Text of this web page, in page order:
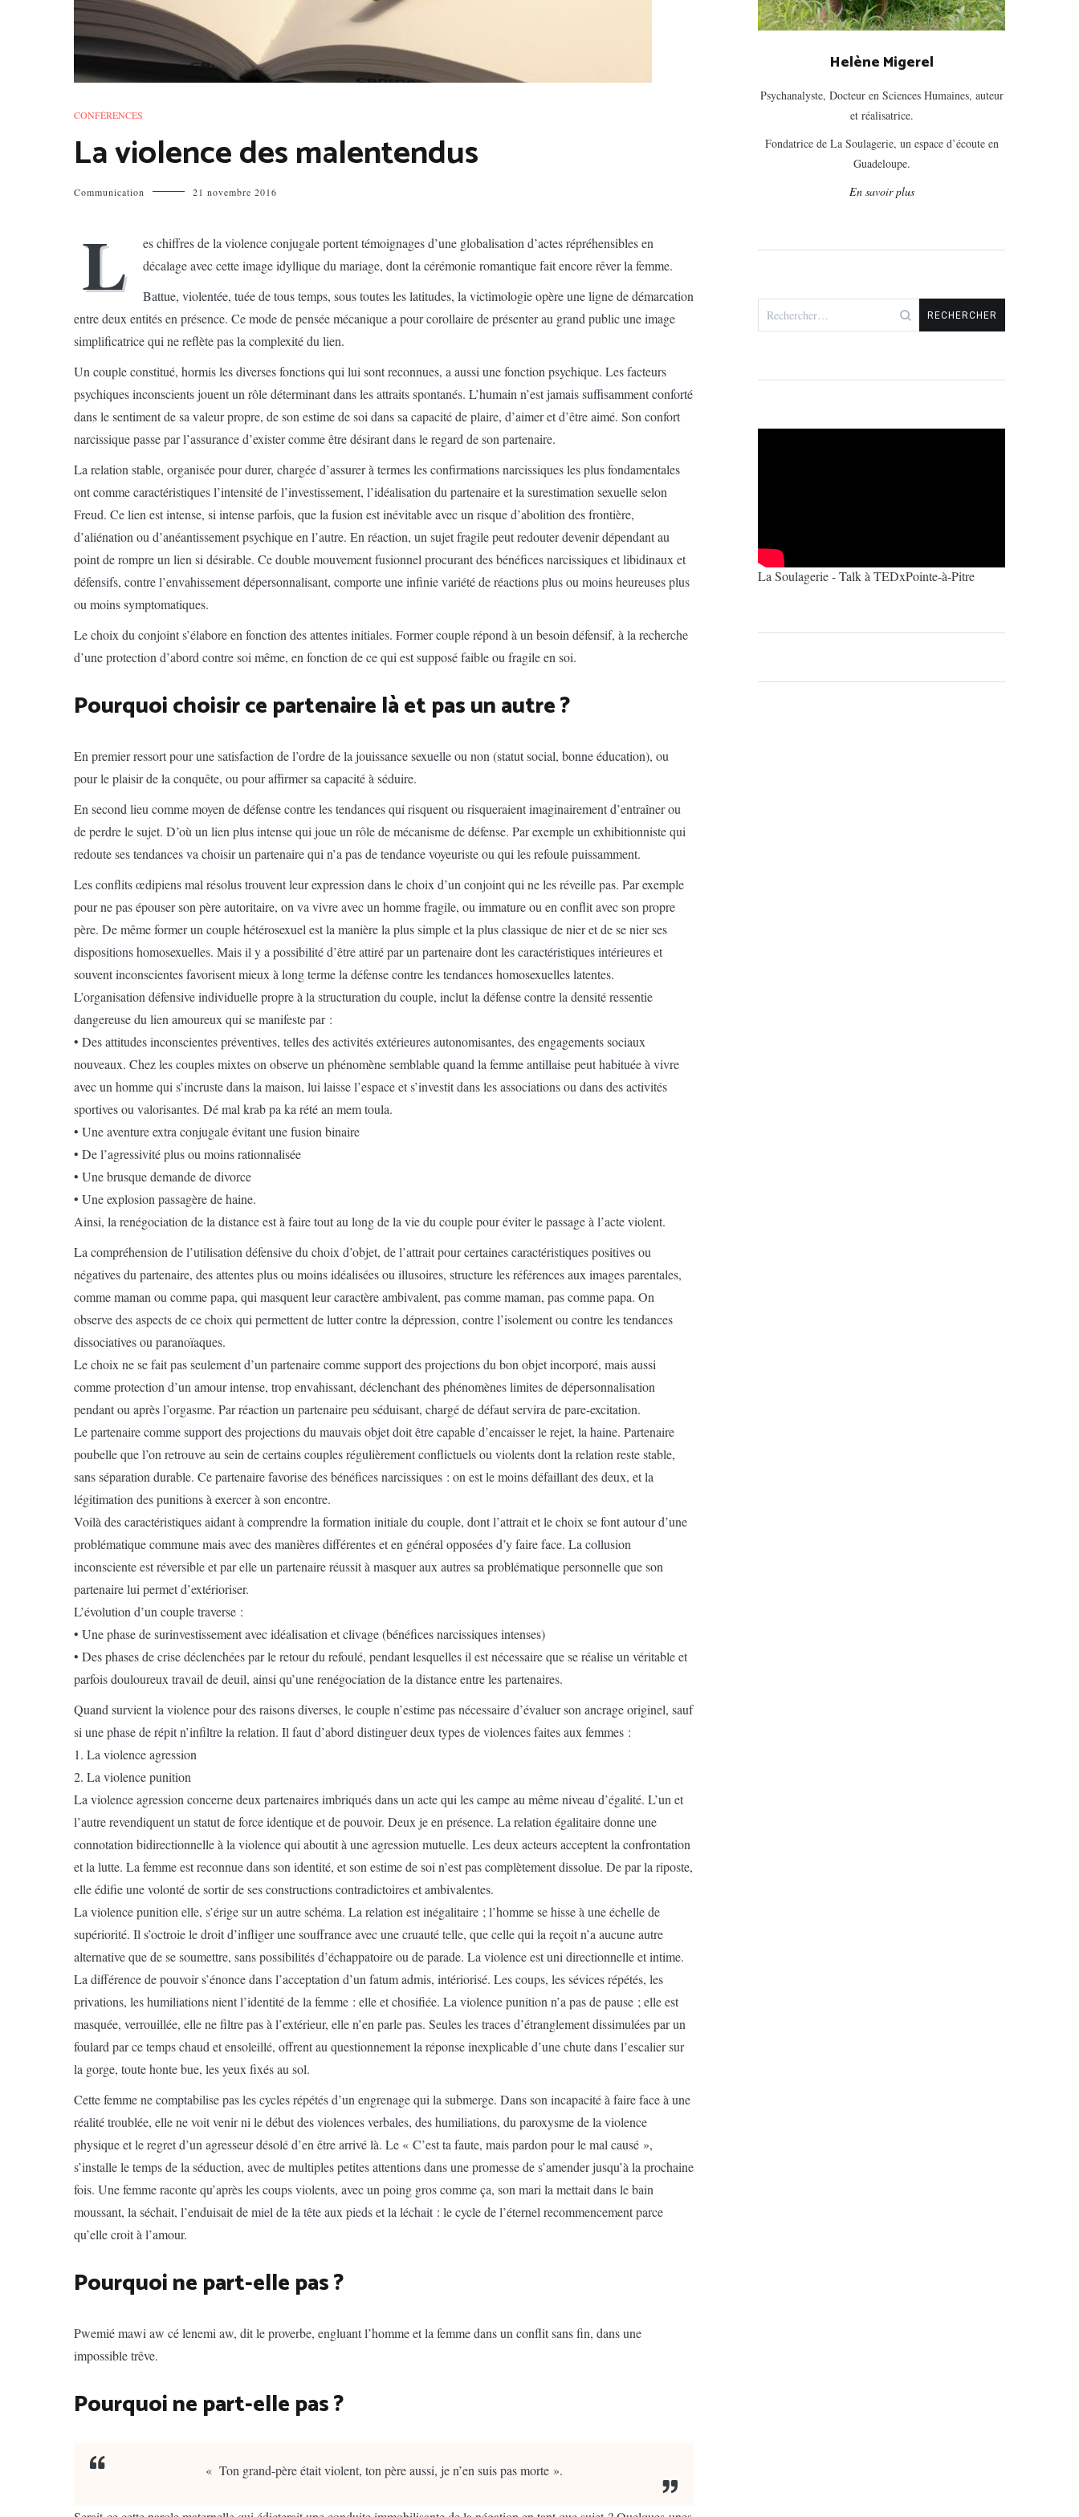
CONFÉRENCES
La violence des malentendus
Communication 21 novembre 2016
L
es chiffres de la violence conjugale portent témoignages d’une globalisation d’actes répréhensibles en
décalage avec cette image idyllique du mariage, dont la cérémonie romantique fait encore rêver la femme.
Battue, violentée, tuée de tous temps, sous toutes les latitudes, la victimologie opère une ligne de démarcation
entre deux entités en présence. Ce mode de pensée mécanique a pour corollaire de présenter au grand public une image
simplificatrice qui ne reflète pas la complexité du lien.
Un couple constitué, hormis les diverses fonctions qui lui sont reconnues, a aussi une fonction psychique. Les facteurs
psychiques inconscients jouent un rôle déterminant dans les attraits spontanés. L’humain n’est jamais suffisamment conforté
dans le sentiment de sa valeur propre, de son estime de soi dans sa capacité de plaire, d’aimer et d’être aimé. Son confort
narcissique passe par l’assurance d’exister comme être désirant dans le regard de son partenaire.
La relation stable, organisée pour durer, chargée d’assurer à termes les confirmations narcissiques les plus fondamentales
ont comme caractéristiques l’intensité de l’investissement, l’idéalisation du partenaire et la surestimation sexuelle selon
Freud. Ce lien est intense, si intense parfois, que la fusion est inévitable avec un risque d’abolition des frontière,
d’aliénation ou d’anéantissement psychique en l’autre. En réaction, un sujet fragile peut redouter devenir dépendant au
point de rompre un lien si désirable. Ce double mouvement fusionnel procurant des bénéfices narcissiques et libidinaux et
défensifs, contre l’envahissement dépersonnalisant, comporte une infinie variété de réactions plus ou moins heureuses plus
ou moins symptomatiques.
Le choix du conjoint s’élabore en fonction des attentes initiales. Former couple répond à un besoin défensif, à la recherche
d’une protection d’abord contre soi même, en fonction de ce qui est supposé faible ou fragile en soi.
Pourquoi choisir ce partenaire là et pas un autre ?
En premier ressort pour une satisfaction de l’ordre de la jouissance sexuelle ou non (statut social, bonne éducation), ou
pour le plaisir de la conquête, ou pour affirmer sa capacité à séduire.
En second lieu comme moyen de défense contre les tendances qui risquent ou risqueraient imaginairement d’entraîner ou
de perdre le sujet. D’où un lien plus intense qui joue un rôle de mécanisme de défense. Par exemple un exhibitionniste qui
redoute ses tendances va choisir un partenaire qui n’a pas de tendance voyeuriste ou qui les refoule puissamment.
Les conflits œdipiens mal résolus trouvent leur expression dans le choix d’un conjoint qui ne les réveille pas. Par exemple
pour ne pas épouser son père autoritaire, on va vivre avec un homme fragile, ou immature ou en conflit avec son propre
père. De même former un couple hétérosexuel est la manière la plus simple et la plus classique de nier et de se nier ses
dispositions homosexuelles. Mais il y a possibilité d’être attiré par un partenaire dont les caractéristiques intérieures et
souvent inconscientes favorisent mieux à long terme la défense contre les tendances homosexuelles latentes.
L’organisation défensive individuelle propre à la structuration du couple, inclut la défense contre la densité ressentie
dangereuse du lien amoureux qui se manifeste par :
• Des attitudes inconscientes préventives, telles des activités extérieures autonomisantes, des engagements sociaux
nouveaux. Chez les couples mixtes on observe un phénomène semblable quand la femme antillaise peut habituée à vivre
avec un homme qui s’incruste dans la maison, lui laisse l’espace et s’investit dans les associations ou dans des activités
sportives ou valorisantes. Dé mal krab pa ka rété an mem toula.
• Une aventure extra conjugale évitant une fusion binaire
• De l’agressivité plus ou moins rationnalisée
• Une brusque demande de divorce
• Une explosion passagère de haine.
Ainsi, la renégociation de la distance est à faire tout au long de la vie du couple pour éviter le passage à l’acte violent.
La compréhension de l’utilisation défensive du choix d’objet, de l’attrait pour certaines caractéristiques positives ou
négatives du partenaire, des attentes plus ou moins idéalisées ou illusoires, structure les références aux images parentales,
comme maman ou comme papa, qui masquent leur caractère ambivalent, pas comme maman, pas comme papa. On
observe des aspects de ce choix qui permettent de lutter contre la dépression, contre l’isolement ou contre les tendances
dissociatives ou paranoïaques.
Le choix ne se fait pas seulement d’un partenaire comme support des projections du bon objet incorporé, mais aussi
comme protection d’un amour intense, trop envahissant, déclenchant des phénomènes limites de dépersonnalisation
pendant ou après l’orgasme. Par réaction un partenaire peu séduisant, chargé de défaut servira de pare-excitation.
Le partenaire comme support des projections du mauvais objet doit être capable d’encaisser le rejet, la haine. Partenaire
poubelle que l’on retrouve au sein de certains couples régulièrement conflictuels ou violents dont la relation reste stable,
sans séparation durable. Ce partenaire favorise des bénéfices narcissiques : on est le moins défaillant des deux, et la
légitimation des punitions à exercer à son encontre.
Voilà des caractéristiques aidant à comprendre la formation initiale du couple, dont l’attrait et le choix se font autour d’une
problématique commune mais avec des manières différentes et en général opposées d’y faire face. La collusion
inconsciente est réversible et par elle un partenaire réussit à masquer aux autres sa problématique personnelle que son
partenaire lui permet d’extérioriser.
L’évolution d’un couple traverse :
• Une phase de surinvestissement avec idéalisation et clivage (bénéfices narcissiques intenses)
• Des phases de crise déclenchées par le retour du refoulé, pendant lesquelles il est nécessaire que se réalise un véritable et
parfois douloureux travail de deuil, ainsi qu’une renégociation de la distance entre les partenaires.
Quand survient la violence pour des raisons diverses, le couple n’estime pas nécessaire d’évaluer son ancrage originel, sauf
si une phase de répit n’infiltre la relation. Il faut d’abord distinguer deux types de violences faites aux femmes :
1. La violence agression
2. La violence punition
La violence agression concerne deux partenaires imbriqués dans un acte qui les campe au même niveau d’égalité. L’un et
l’autre revendiquent un statut de force identique et de pouvoir. Deux je en présence. La relation égalitaire donne une
connotation bidirectionnelle à la violence qui aboutit à une agression mutuelle. Les deux acteurs acceptent la confrontation
et la lutte. La femme est reconnue dans son identité, et son estime de soi n’est pas complètement dissolue. De par la riposte,
elle édifie une volonté de sortir de ses constructions contradictoires et ambivalentes.
La violence punition elle, s’érige sur un autre schéma. La relation est inégalitaire ; l’homme se hisse à une échelle de
supériorité. Il s’octroie le droit d’infliger une souffrance avec une cruauté telle, que celle qui la reçoit n’a aucune autre
alternative que de se soumettre, sans possibilités d’échappatoire ou de parade. La violence est uni directionnelle et intime.
La différence de pouvoir s’énonce dans l’acceptation d’un fatum admis, intériorisé. Les coups, les sévices répétés, les
privations, les humiliations nient l’identité de la femme : elle et chosifiée. La violence punition n’a pas de pause ; elle est
masquée, verrouillée, elle ne filtre pas à l’extérieur, elle n’en parle pas. Seules les traces d’étranglement dissimulées par un
foulard par ce temps chaud et ensoleillé, offrent au questionnement la réponse inexplicable d’une chute dans l’escalier sur
la gorge, toute honte bue, les yeux fixés au sol.
Cette femme ne comptabilise pas les cycles répétés d’un engrenage qui la submerge. Dans son incapacité à faire face à une
réalité troublée, elle ne voit venir ni le début des violences verbales, des humiliations, du paroxysme de la violence
physique et le regret d’un agresseur désolé d’en être arrivé là. Le « C’est ta faute, mais pardon pour le mal causé »,
s’installe le temps de la séduction, avec de multiples petites attentions dans une promesse de s’amender jusqu’à la prochaine
fois. Une femme raconte qu’après les coups violents, avec un poing gros comme ça, son mari la mettait dans le bain
moussant, la séchait, l’enduisait de miel de la tête aux pieds et la léchait : le cycle de l’éternel recommencement parce
qu’elle croit à l’amour.
Pourquoi ne part-elle pas ?
Pwemié mawi aw cé lenemi aw, dit le proverbe, engluant l’homme et la femme dans un conflit sans fin, dans une
impossible trêve.
Pourquoi ne part-elle pas ?
« Ton grand-père était violent, ton père aussi, je n’en suis pas morte ».
Helène Migerel
Psychanalyste, Docteur en Sciences Humaines, auteur
et réalisatrice.
Fondatrice de La Soulagerie, un espace d’écoute en
Guadeloupe.
En savoir plus
La Soulagerie - Talk à TEDxPointe-à-Pitre